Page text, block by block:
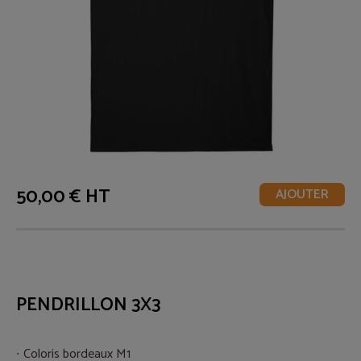
50,00 € HT AJOUTER
PENDRILLON 3X3
Coloris bordeaux M1